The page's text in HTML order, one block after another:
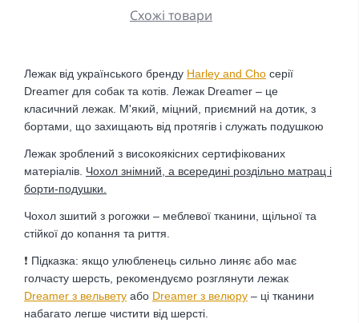
Схожі товари
Лежак від українського бренду Harley and Cho серії
Dreamer для собак та котів. Лежак Dreamer – це
класичний лежак. М'який, міцний, приємний на дотик, з
бортами, що захищають від протягів і служать подушкою
Лежак зроблений з високоякісних сертифікованих
матеріалів. Чохол знімний, а всередині роздільно матрац і
борти-подушки.
Чохол зшитий з рогожки – меблевої тканини, щільної та
стійкої до копання та риття.
❗ Підказка: якщо улюбленець сильно линяє або має
голчасту шерсть, рекомендуємо розглянути лежак
Dreamer з вельвету або Dreamer з велюру – ці тканини
набагато легше чистити від шерсті.